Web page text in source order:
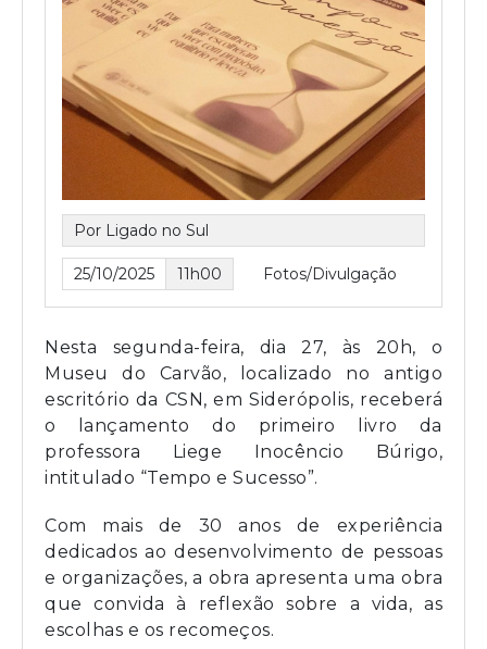
Por Ligado no Sul
25/10/2025 11h00 Fotos/Divulgação
Nesta segunda-feira, dia 27, às 20h, o
Museu do Carvão, localizado no antigo
escritório da CSN, em Siderópolis, receberá
o lançamento do primeiro livro da
professora Liege Inocêncio Búrigo,
intitulado “Tempo e Sucesso”.
Com mais de 30 anos de experiência
dedicados ao desenvolvimento de pessoas
e organizações, a obra apresenta uma obra
que convida à reflexão sobre a vida, as
escolhas e os recomeços.